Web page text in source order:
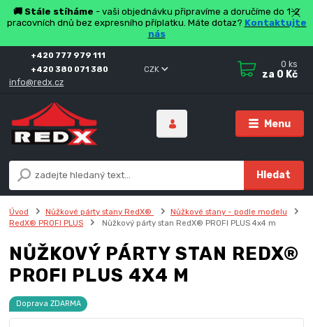
🚚 Stále stíháme - vaši objednávku připravíme a doručíme do 1-2
pracovních dnů bez expresního příplatku. Máte dotaz? Kontaktujte
nás
Menu
CZK
Hledat
+420 777 979 111
+420 380 071 380
info@redx.cz
0 ks
za 0 Kč
Úvod Nůžkové párty stany RedX®
Nůžkové stany - podle modelu
RedX® PROFI PLUS
Nůžkový párty stan RedX® PROFI PLUS 4x4 m
NŮŽKOVÝ PÁRTY STAN REDX®
PROFI PLUS 4X4 M
Doprava ZDARMA